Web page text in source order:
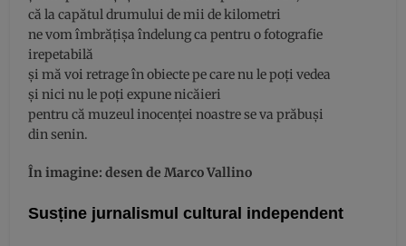
că la capătul drumului de mii de kilometri
ne vom îmbrățișa îndelung ca pentru o fotografie
irepetabilă
și mă voi retrage în obiecte pe care nu le poți vedea
și nici nu le poți expune nicăieri
pentru că muzeul inocenței noastre se va prăbuși
din senin.
În imagine: desen de Marco Vallino
Susține jurnalismul cultural independent